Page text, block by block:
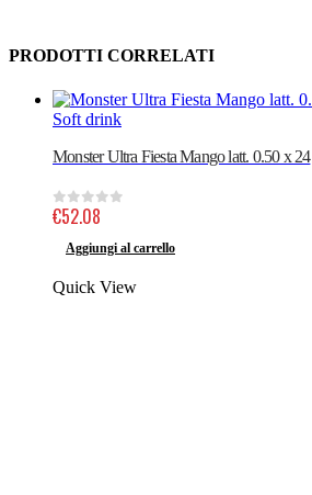
PRODOTTI CORRELATI
Soft drink
Monster Ultra Fiesta Mango latt. 0.50 x 24
0out of 5
€52.08
Aggiungi al carrello
Quick View